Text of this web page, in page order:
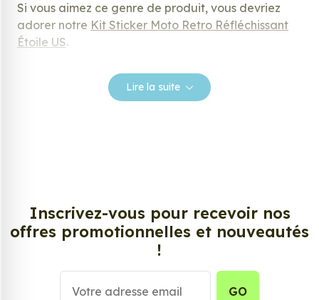
Si vous aimez ce genre de produit, vous devriez
adorer notre Kit Sticker Moto Retro Réfléchissant
Étoile US.
Lire la suite
Inscrivez-vous pour recevoir nos
offres promotionnelles et nouveautés
!
GO